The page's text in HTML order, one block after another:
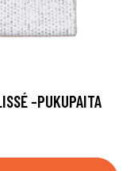
-PUKUPAITA